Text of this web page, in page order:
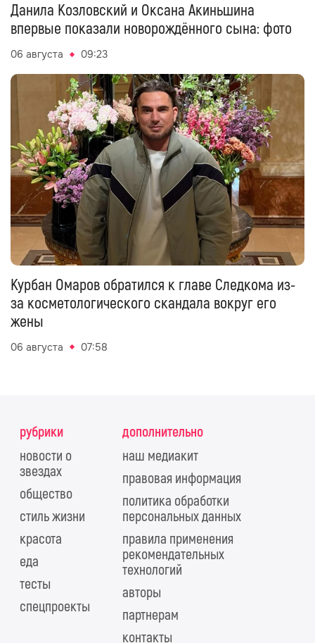
Данила Козловский и Оксана Акиньшина
впервые показали новорождённого сына: фото
06 августа 09:23
Курбан Омаров обратился к главе Следкома из-
за косметологического скандала вокруг его
жены
06 августа 07:58
рубрики
новости о
звездах
общество
стиль жизни
красота
еда
тесты
спецпроекты
дополнительно
наш медиакит
правовая информация
политика обработки
персональных данных
правила применения
рекомендательных
технологий
авторы
партнерам
контакты